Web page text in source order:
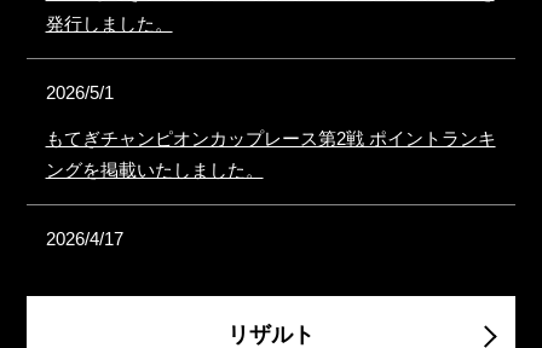
発行しました。
2026/5/1
もてぎチャンピオンカップレース第2戦 ポイントランキ
ングを掲載いたしました。
2026/4/17
リザルト